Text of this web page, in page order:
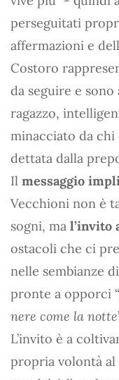
perseguitati
affermazioni e
Costoro
da seguire e
ragazzo,
minacciato da chi
dettata dalla
Il messaggio
Vecchioni non è
sogni, ma l’invito
ostacoli che ci
nelle sembianze
pronte a opporci “
nere come la notte
L’invito è a
propria volontà al